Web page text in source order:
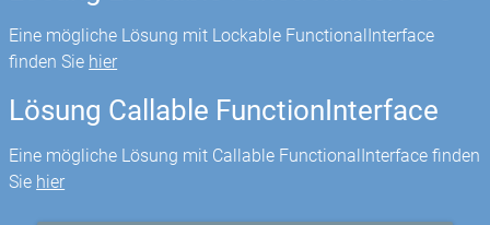
Eine mögliche Lösung mit Lockable FunctionalInterface
finden Sie hier
Lösung Callable FunctionInterface
Eine mögliche Lösung mit Callable FunctionalInterface finden
Sie hier